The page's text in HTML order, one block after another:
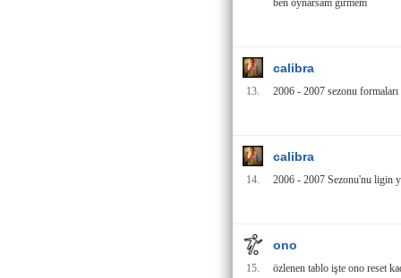
ben oynarsam girmem
calibra
13. 2006 - 2007 sezonu
calibra
14. 2006 - 2007 Sezonu'nu ligin
ono
15. özlenen tablo işte ono reset